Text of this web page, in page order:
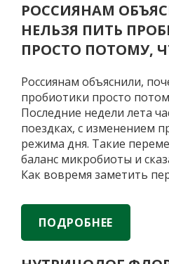
РОССИЯНАМ
НЕЛЬЗЯ ПИТЬ
ПРОСТО ПОТОМУ,
Россиянам объяснили,
пробиотики просто
Последние недели лета
поездках, с изменением
режима дня. Такие
баланс микробиоты и
Как вовремя заметить
для поддержки
ферментированные
пробиотики —
Россиянам
ПОДРОБНЕЕ